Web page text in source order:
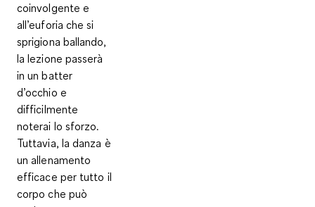
coinvolgente e
all’euforia che si
sprigiona ballando,
la lezione passerà
in un batter
d’occhio e
difficilmente
noterai lo sforzo.
Tuttavia, la danza è
un allenamento
efficace per tutto il
corpo che può